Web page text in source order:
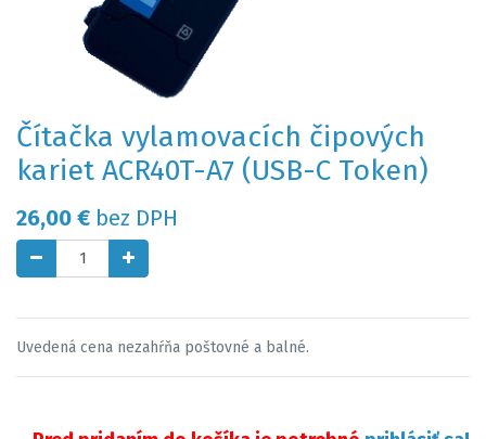
Čítačka vylamovacích čipových
kariet ACR40T-A7 (USB-C Token)
26,00 € bez DPH
Uvedená cena nezahŕňa poštovné a balné.